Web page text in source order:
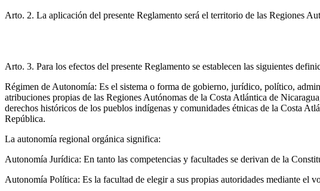
Arto. 2. La aplicación del presente Reglamento será el territorio de las Regiones
Arto. 3. Para los efectos del presente Reglamento se establecen las siguientes
Régimen de Autonomía: Es el sistema o forma de gobierno, jurídico, político,
atribuciones propias de las Regiones Autónomas de la Costa Atlántica de
derechos históricos de los pueblos indígenas y comunidades étnicas de la Costa
República.
La autonomía regional orgánica significa:
Autonomía Jurídica: En tanto las competencias y facultades se derivan de la
Autonomía Política: Es la facultad de elegir a sus propias autoridades mediante el